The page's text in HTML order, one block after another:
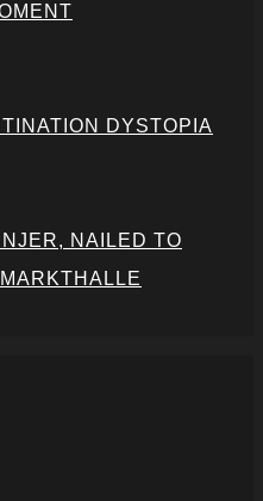
DYSTOPIA
NAILED TO